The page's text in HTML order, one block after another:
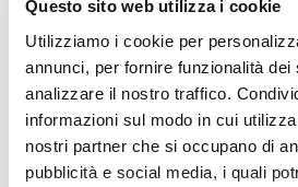
Questo sito web utilizza i cookie
Utilizziamo i cookie per
annunci, per fornire funzionalità dei
analizzare il nostro traffico.
informazioni sul modo in cui
nostri partner che si occupano di
pubblicità e social media, i quali